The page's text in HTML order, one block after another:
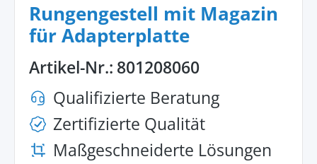
Rungengestell mit Magazin
für Adapterplatte
Artikel-Nr.: 801208060
Qualifizierte Beratung
Zertifizierte Qualität
Maßgeschneiderte Lösungen